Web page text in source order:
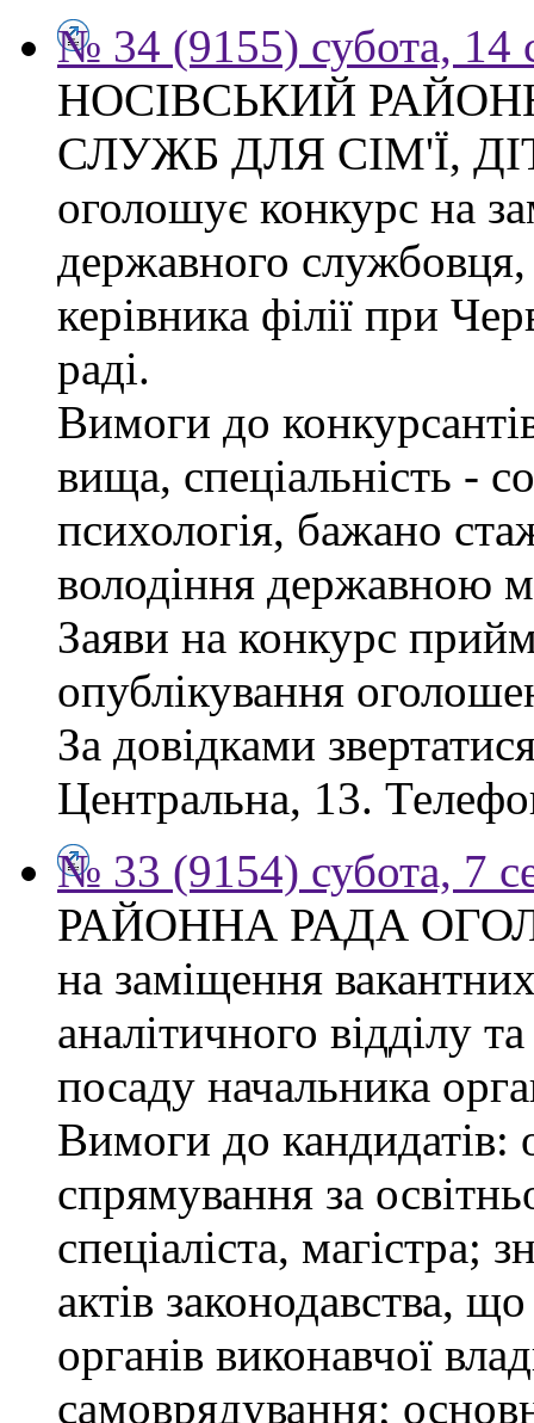
№ 34 (9155) субота, 14
НОСІВСЬКИЙ
СЛУЖБ ДЛЯ СІМ'Ї,
оголошує конкурс на
державного службовця,
керівника філії при
раді.
Вимоги до
вища, спеціальність -
психологія, бажано
володіння державною
Заяви на конкурс
опублікування
За довідками
Центральна, 13.
№ 33 (9154) субота, 7
РАЙОННА РАДА
на заміщення
аналітичного відділу
посаду начальника
Вимоги до кандидатів:
спрямування за
спеціаліста, магістра;
актів законодавства,
органів виконавчої
самоврядування;